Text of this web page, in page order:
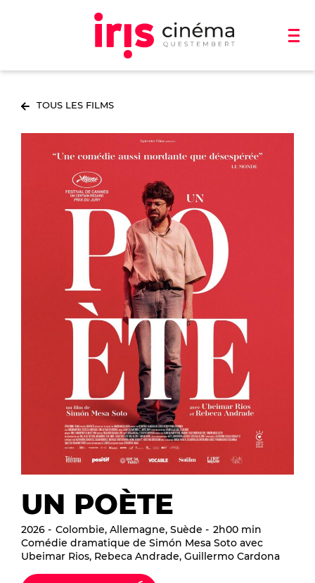
TOUS LES FILMS
UN POÈTE
2026 Colombie, Allemagne, Suède
2h00 min
Comédie dramatique de Simón Mesa Soto avec
Ubeimar Rios, Rebeca Andrade, Guillermo Cardona